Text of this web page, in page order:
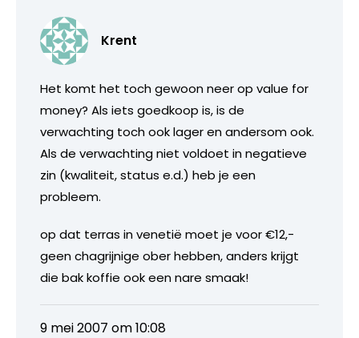
Krent
Het komt het toch gewoon neer op value for
money? Als iets goedkoop is, is de
verwachting toch ook lager en andersom ook.
Als de verwachting niet voldoet in negatieve
zin (kwaliteit, status e.d.) heb je een
probleem.
op dat terras in venetië moet je voor €12,-
geen chagrijnige ober hebben, anders krijgt
die bak koffie ook een nare smaak!
9 mei 2007 om 10:08